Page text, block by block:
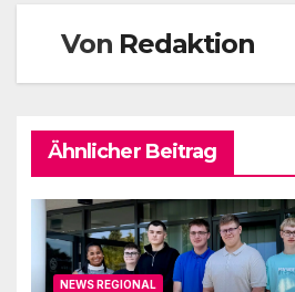
Von Redaktion
Ähnlicher Beitrag
NEWS REGIONAL